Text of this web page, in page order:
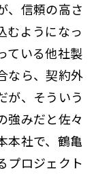
、信頼の高さ
むようになっ
ている他社製
なら、契約外
が、そういう
強みだと佐々
本社で、鶴亀
プロジェクト